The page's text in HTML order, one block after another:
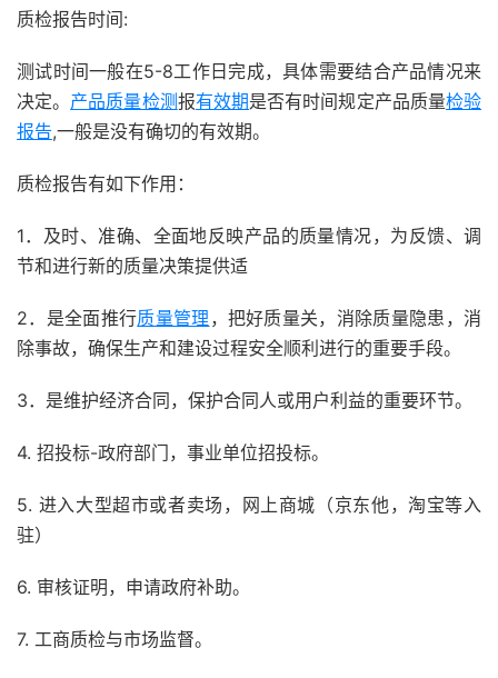
质检报告时间:
测试时间一般在5-8工作日完成，具体需要结合产品情况来
决定。 产品质量检测报有效期是否有时间规定产品质量检验
报告,一般是没有确切的有效期。
质检报告有如下作用：
1．及时、准确、全面地反映产品的质量情况，为反馈、调
节和进行新的质量决策提供适
2．是全面推行质量管理 ，把好质量关，消除质量隐患，消
除事故，确保生产和建设过程安全顺利进行的重要手段。
3．是维护经济合同，保护合同人或用户利益的重要环节。
4. 招投标-政府部门，事业单位招投标。
5. 进入大型超市或者卖场，网上商城（京东他，淘宝等入
驻）
6. 审核证明，申请政府补助。
7. 工商质检与市场监督。